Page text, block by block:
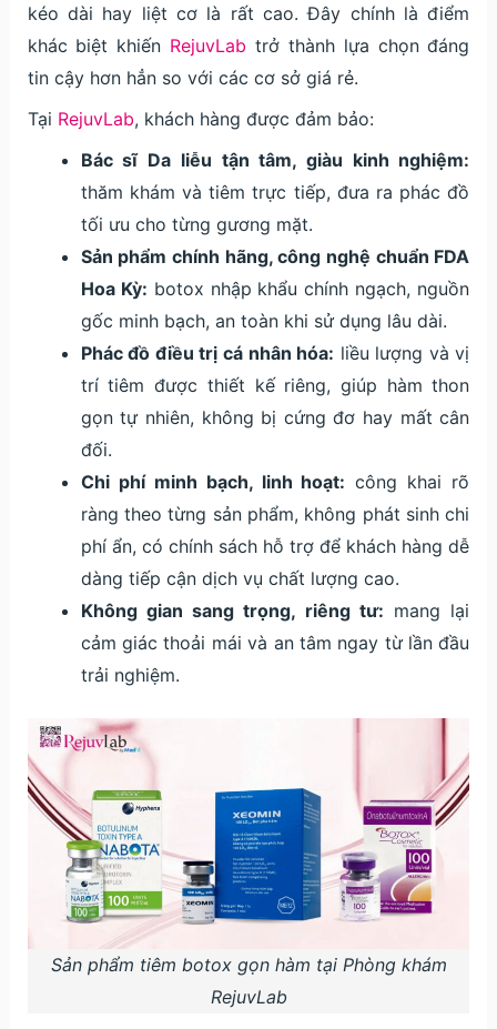
kéo dài hay liệt cơ là rất cao. Đây chính là điểm
khác biệt khiến RejuvLab trở thành lựa chọn đáng
tin cậy hơn hẳn so với các cơ sở giá rẻ.
Tại RejuvLab, khách hàng được đảm bảo:
Bác sĩ Da liễu tận tâm, giàu kinh nghiệm:
thăm khám và tiêm trực tiếp, đưa ra phác đồ
tối ưu cho từng gương mặt.
Sản phẩm chính hãng, công nghệ chuẩn FDA
Hoa Kỳ: botox nhập khẩu chính ngạch, nguồn
gốc minh bạch, an toàn khi sử dụng lâu dài.
Phác đồ điều trị cá nhân hóa: liều lượng và vị
trí tiêm được thiết kế riêng, giúp hàm thon
gọn tự nhiên, không bị cứng đơ hay mất cân
đối.
Chi phí minh bạch, linh hoạt: công khai rõ
ràng theo từng sản phẩm, không phát sinh chi
phí ẩn, có chính sách hỗ trợ để khách hàng dễ
dàng tiếp cận dịch vụ chất lượng cao.
Không gian sang trọng, riêng tư: mang lại
cảm giác thoải mái và an tâm ngay từ lần đầu
trải nghiệm.
Sản phẩm tiêm botox gọn hàm tại Phòng khám
RejuvLab